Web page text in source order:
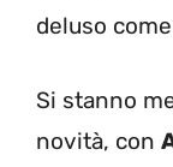
deluso
Si stanno
novità, con